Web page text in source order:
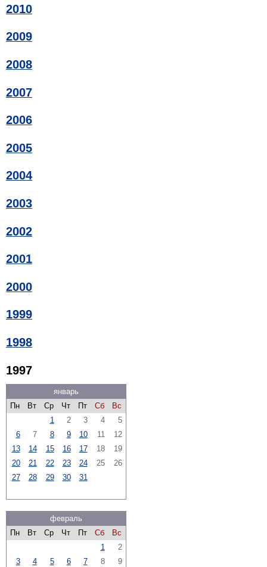
2010
2009
2008
2007
2006
2005
2004
2003
2002
2001
2000
1999
1998
1997
январь
Пн
Вт Ср Чт Пт Сб
Вс
1
2 3 4
5
6
7 8 9 10 11
12
13
14 15 16 17 18
19
20
21 22 23 24 25
26
27
28 29 30 31
февраль
Пн
Вт Ср Чт Пт Сб
Вс
1
2
3
4 5 6 7 8
9